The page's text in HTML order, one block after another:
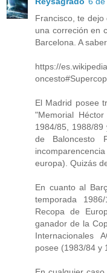
Francisco, te
una correción en
Barcelona. A
https://
El Madrid posee
"Memorial
1984/85, 1988/89
de Baloncesto
europa). Quizás
En cuanto al
temporada
Recopa de
ganador de la
Internacionales
posee (1983/84 y